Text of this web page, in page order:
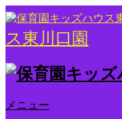
ス東川口園
メニュー